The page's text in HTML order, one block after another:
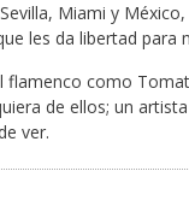
Miami y
les da libertad para
como
de ellos; un
ver.